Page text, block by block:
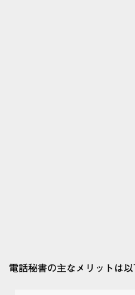
電話秘書の主なメリットは以